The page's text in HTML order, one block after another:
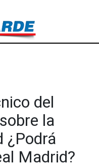
del
la
¿Podrá
Madrid?